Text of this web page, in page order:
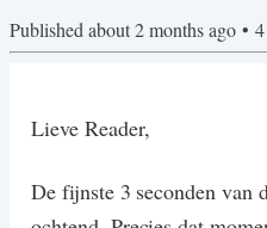
Published about 2 months ago • 4
Lieve Reader,
De fijnste 3 seconden van